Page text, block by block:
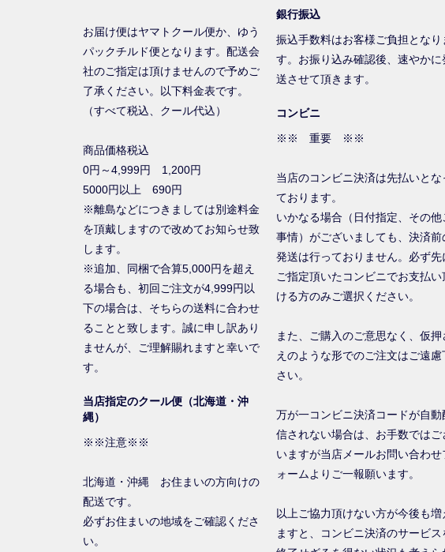
お届け便はヤマトクール便か、ゆう
パックチルド便となります。配送会
社のご指定は頂けませんので予めご
了承ください。以下料金表です。
（すべて税込、クール代込）
商品価格税込
0円～4,999円 1,200円
5000円以上 690円
※離島などにつきましては別途料金
を頂戴しますので改めてお知らせ致
します。
※追加、同梱で合算5,000円を超え
る場合も、初回ご注文が4,999円以
下の場合は、そちらの送料に合わせ
ることと致します。誠に申し訳あり
ませんが、ご理解賜れますと幸いで
す。
当店指定のクール便（北海道・沖
縄）
※※注意※※
北海道・沖縄 お住まいの方向けの
配送です。
必ずお住まいの地域をご確認くださ
い。
銀行振込
振込手数料はお客様ご負担となり
す。お振り込み確認後、速やかに
送させて頂きます。
コンビニ
※※ 重要 ※※
当店のコンビニ決済は先払いとな
ております。
いかなる場合（日付指定、その他
事情）がございましても、決済前
発送は行っておりません。必ず先
ご指定頂いたコンビニでお支払い
ける方のみご選択ください。
また、ご購入のご意思なく、仮押
えのような形でのご注文はご遠慮
さい。
万が一コンビニ決済コードが自動
信されない場合は、お手数ではご
いますが当店メールお問い合わせ
ォームよりご一報願います。
以上ご協力頂けない方が今後も増
ますと、コンビニ決済のサービス